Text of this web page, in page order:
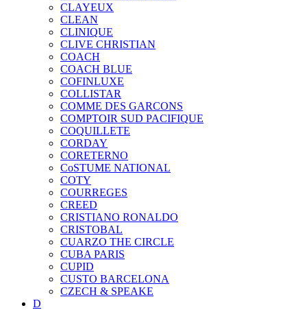
CLAYEUX
CLEAN
CLINIQUE
CLIVE CHRISTIAN
COACH
COACH BLUE
COFINLUXE
COLLISTAR
COMME DES GARCONS
COMPTOIR SUD PACIFIQUE
COQUILLETE
CORDAY
CORETERNO
CoSTUME NATIONAL
COTY
COURREGES
CREED
CRISTIANO RONALDO
CRISTOBAL
CUARZO THE CIRCLE
CUBA PARIS
CUPID
CUSTO BARCELONA
CZECH & SPEAKE
D